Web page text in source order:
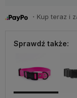
・Kup teraz i
Sprawdź także: